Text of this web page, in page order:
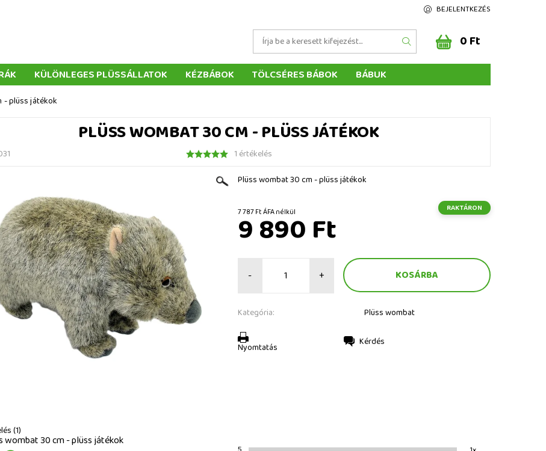
BEJELENTKEZÉS
0 Ft
KÜLÖNLEGES PLÜSSÁLLATOK KÉZBÁBOK TÖLCSÉRES BÁBOK
BÁBUK
- plüss játékok
PLÜSS WOMBAT 30 CM - PLÜSS JÁTÉKOK
1 értékelés
Plüss wombat 30 cm - plüss játékok
7 787 Ft ÁFA nélkül RAKTÁRON
9 890 Ft
- +
Kategória: Plüss wombat
Nyomtatás Kérdés
(1)
wombat 30 cm - plüss játékok